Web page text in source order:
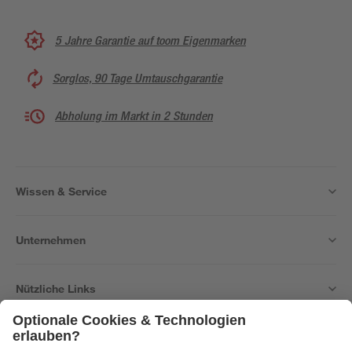
5 Jahre Garantie auf toom Eigenmarken
Sorglos, 90 Tage Umtauschgarantie
Abholung im Markt in 2 Stunden
Wissen & Service
Unternehmen
Nützliche Links